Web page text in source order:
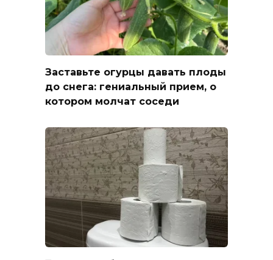
Заставьте огурцы давать плоды
до снега: гениальный прием, о
котором молчат соседи